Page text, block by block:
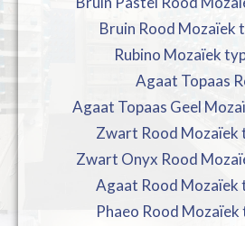
Bruin Rood Mozaïek
Rubino Mozaïek
Agaat Topaas
Agaat Topaas Geel
Zwart Rood Mozaïek
Zwart Onyx Rood
Agaat Rood Mozaïek
Phaeo Rood Mozaïek